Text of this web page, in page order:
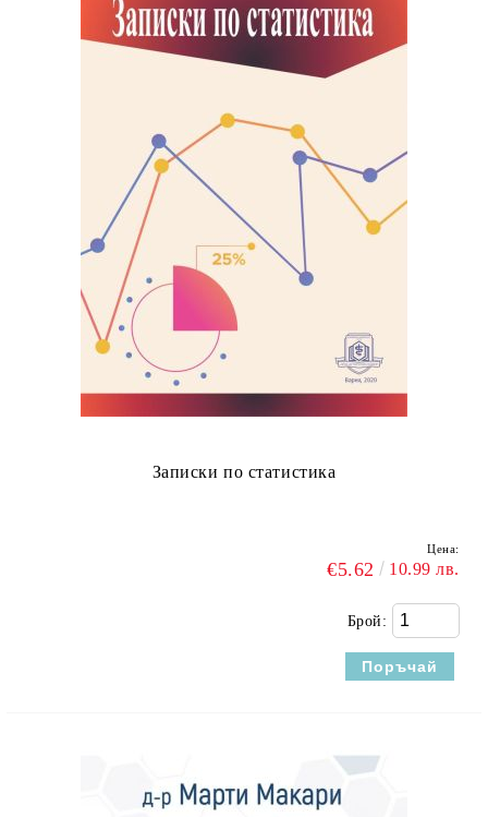
Записки по статистика
Цена:
€5.62 10.99 лв.
Брой: